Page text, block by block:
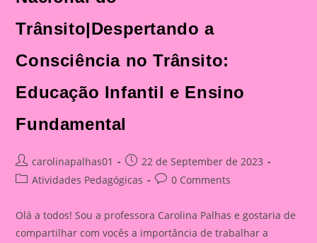
Trânsito|Despertando a
Consciência no Trânsito:
Educação Infantil e Ensino
Fundamental
Post
author:
carolinapalhas01
Post
published:
22 de September de 2023
PostAtividades Pedagógicas
Post0 Comments
Olá a todos! Sou a professora Carolina Palhas e gostaria de
compartilhar com vocês a importância de trabalhar a